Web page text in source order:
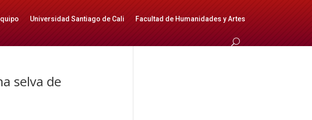
Universidad Santiago de Cali Facultad de Humanidades y Artes
selva de